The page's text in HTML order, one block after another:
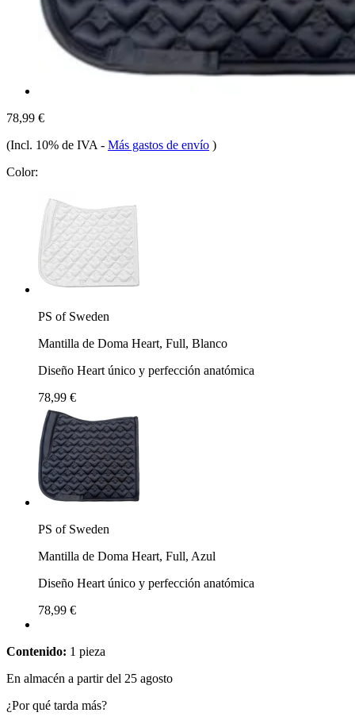
78,99 €
(Incl. 10% de IVA - Más gastos de envío )
Color:
PS of Sweden
Mantilla de Doma Heart, Full, Blanco
Diseño Heart único y perfección anatómica
78,99 €
PS of Sweden
Mantilla de Doma Heart, Full, Azul
Diseño Heart único y perfección anatómica
78,99 €
Contenido: 1 pieza
En almacén a partir del 25 agosto
¿Por qué tarda más?